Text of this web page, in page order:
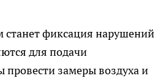
станет фиксация нарушений
для подачи
замеры воздуха и